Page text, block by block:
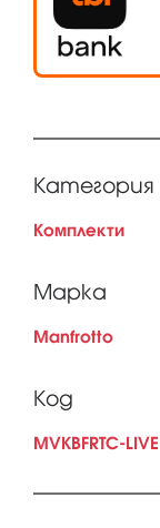
Категория
Комплекти
Марка
Manfrotto
Код
MVKBFRTC-LIVE